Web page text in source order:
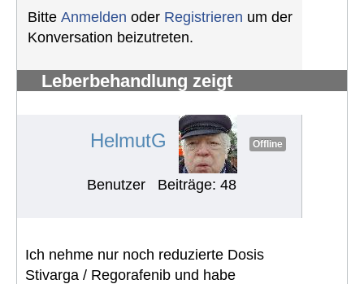
Bitte Anmelden oder Registrieren um der
Konversation beizutreten.
Leberbehandlung zeigt
HelmutG Offline
Benutzer Beiträge: 48
Ich nehme nur noch reduzierte Dosis
Stivarga / Regorafenib und habe